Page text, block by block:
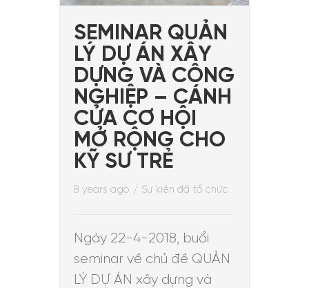
SEMINAR QUẢN
LÝ DỰ ÁN XÂY
DỰNG VÀ CÔNG
NGHIỆP – CÁNH
CỬA CƠ HỘI
MỞ RỘNG CHO
KỸ SƯ TRẺ
8 years ago / Sự kiện đã tổ chức
Ngày 22-4-2018, buổi
seminar về chủ đề QUẢN
LÝ DỰ ÁN xây dựng và